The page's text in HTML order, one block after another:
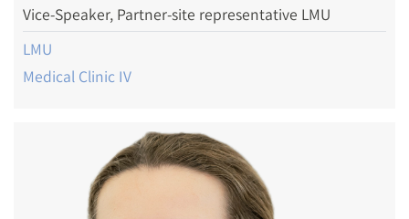
Vice-Speaker, Partner-site representative LMU
LMU
Medical Clinic IV